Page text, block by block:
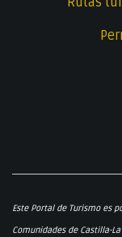
Este Portal de Turismo es
Comunidades de Castilla-